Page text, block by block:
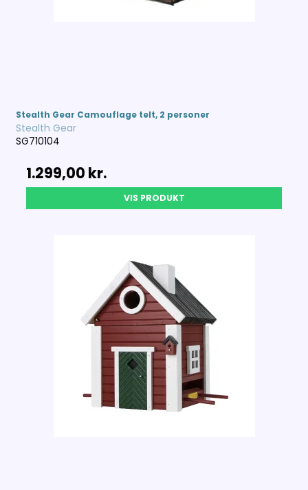
Stealth Gear Camouflage telt, 2 personer
Stealth Gear
SG710104
1.299,00 kr.
VIS PRODUKT